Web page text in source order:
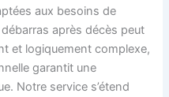
aux besoins de
après décès peut
et logiquement complexe,
garantit une
Notre service s’étend